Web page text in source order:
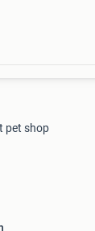
pet shop